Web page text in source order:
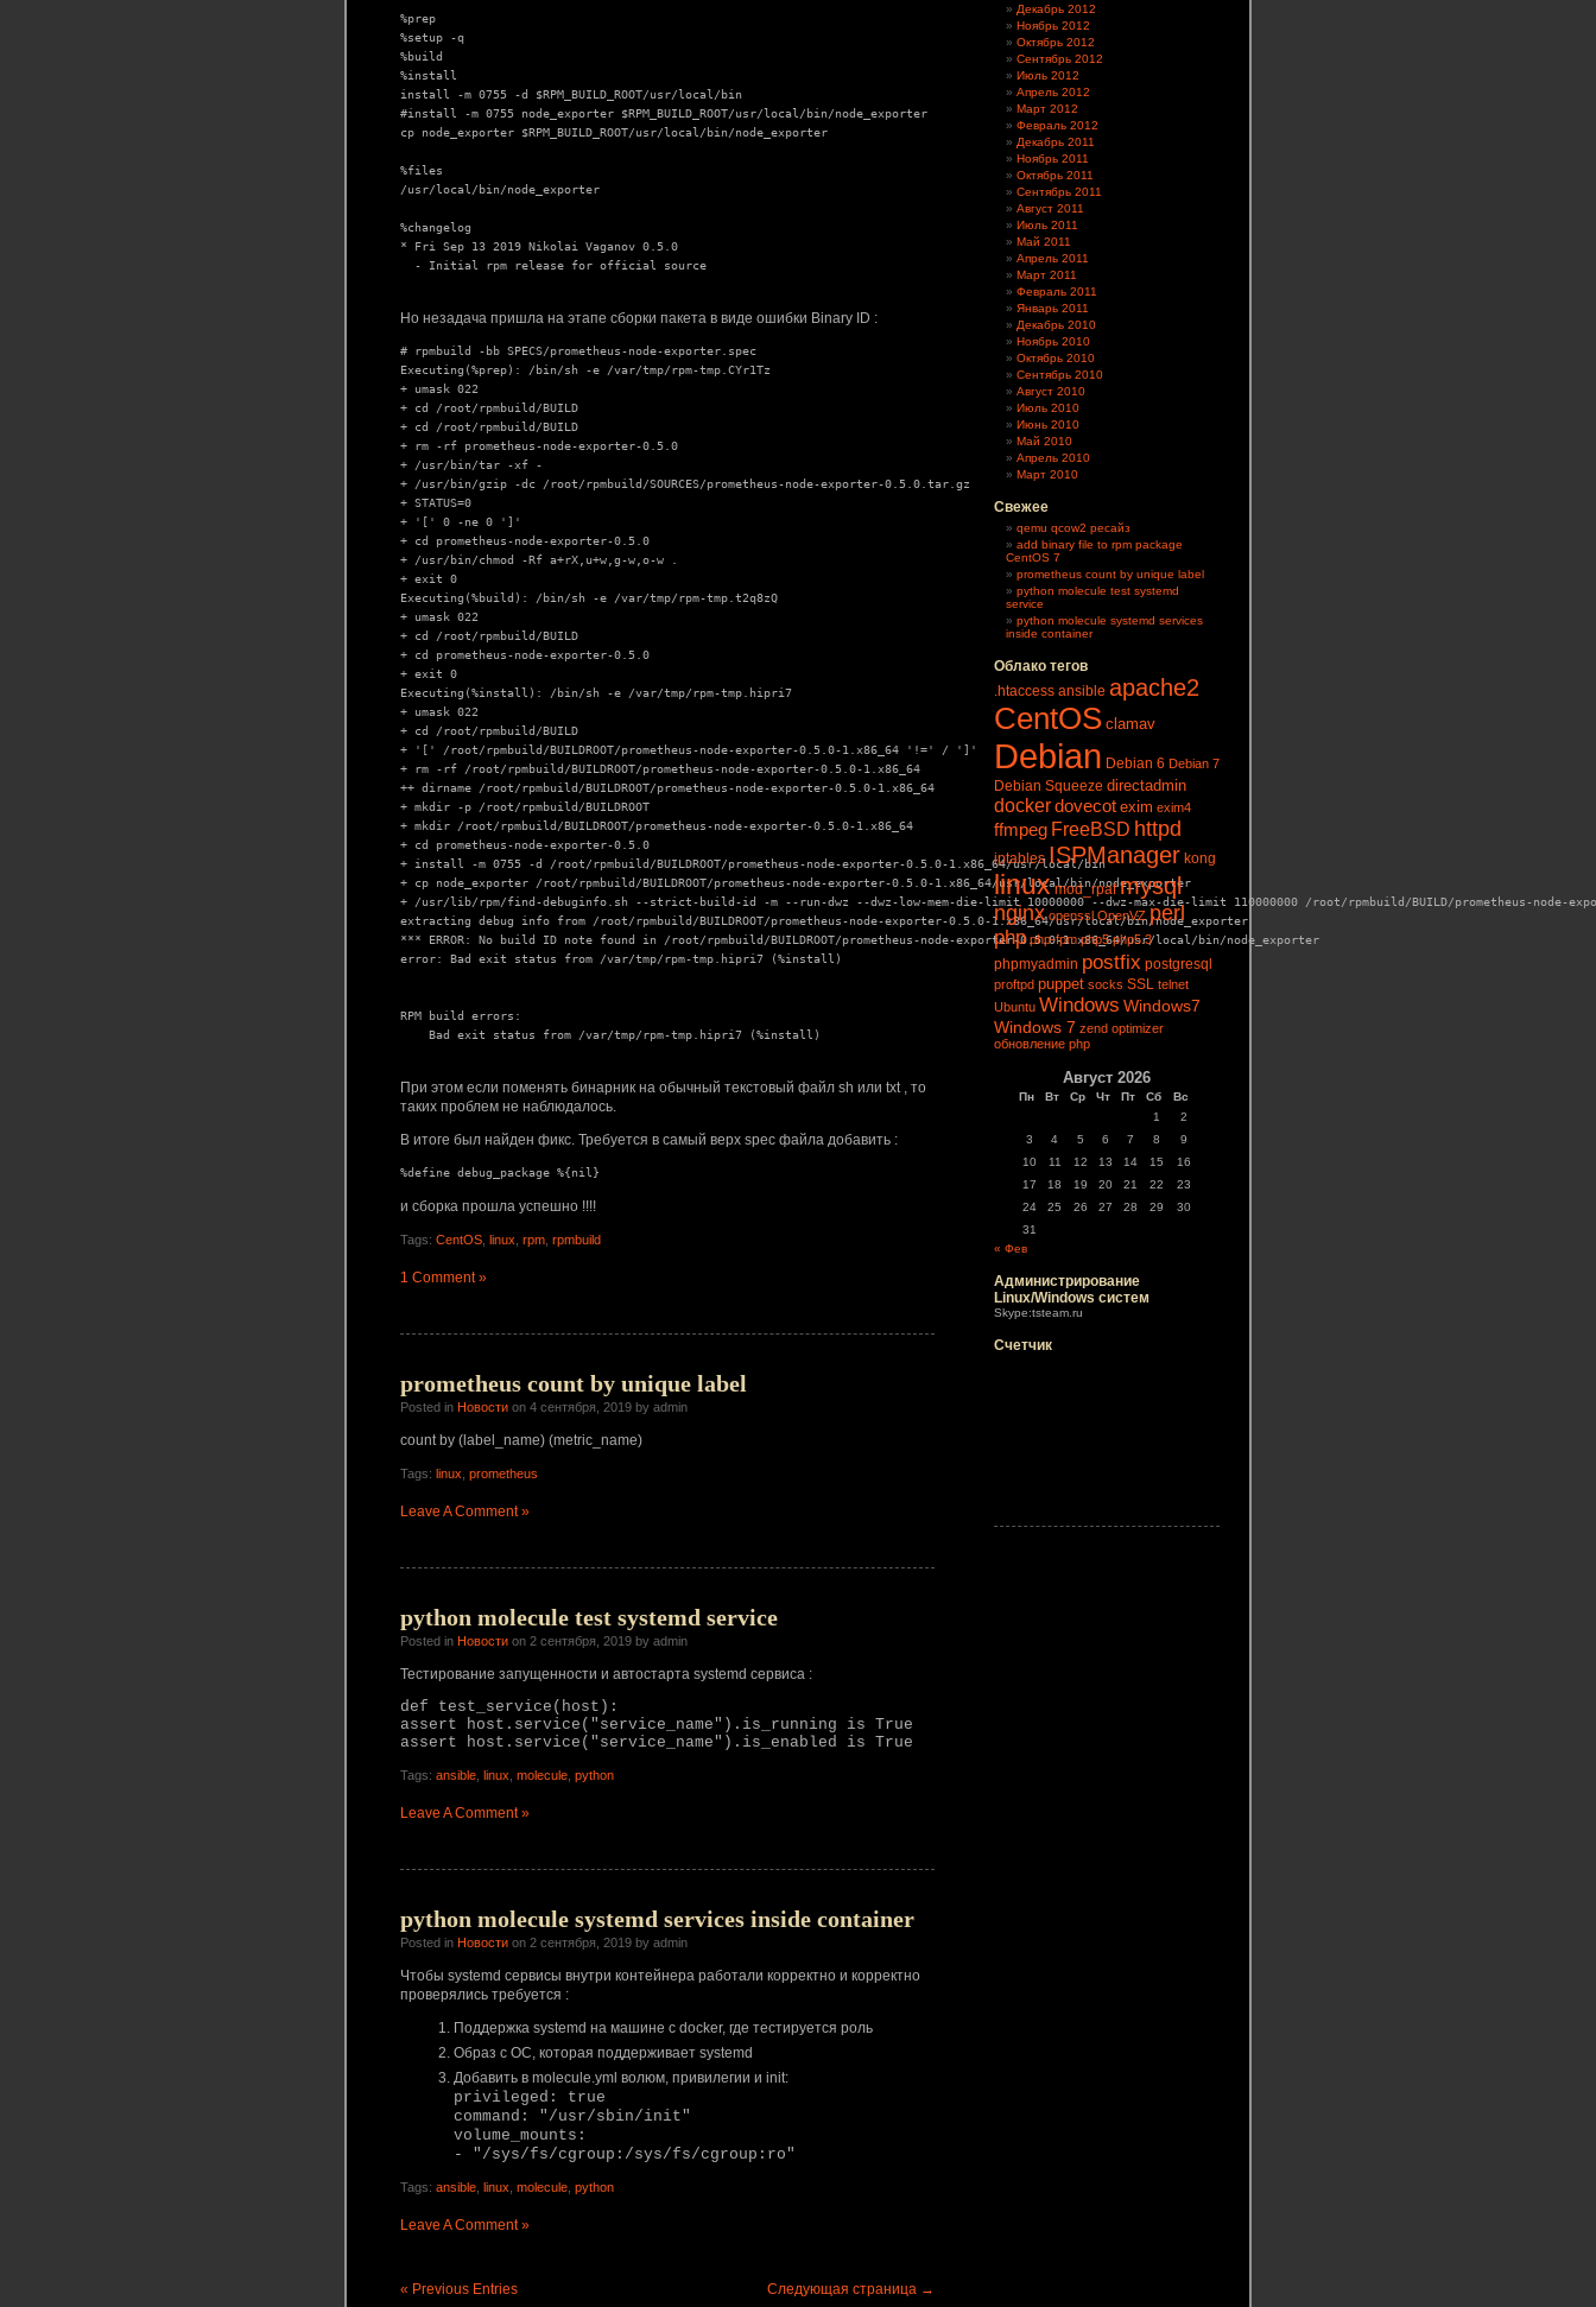
%prep
%setup -q
%build
%install
install -m 0755 -d $RPM_BUILD_ROOT/usr/local/bin
#install -m 0755 node_exporter $RPM_BUILD_ROOT/usr/local/bin/node_exporter
cp node_exporter $RPM_BUILD_ROOT/usr/local/bin/node_exporter
%files
/usr/local/bin/node_exporter
%changelog
* Fri Sep 13 2019 Nikolai Vaganov 0.5.0
  - Initial rpm release for official source
Но незадача пришла на этапе сборки пакета в виде ошибки Binary ID :
# rpmbuild -bb SPECS/prometheus-node-exporter.spec
Executing(%prep): /bin/sh -e /var/tmp/rpm-tmp.CYr1Tz
+ umask 022
+ cd /root/rpmbuild/BUILD
+ cd /root/rpmbuild/BUILD
+ rm -rf prometheus-node-exporter-0.5.0
+ /usr/bin/tar -xf -
+ /usr/bin/gzip -dc /root/rpmbuild/SOURCES/prometheus-node-exporter-0.5.0.tar.gz
+ STATUS=0
+ '[' 0 -ne 0 ']'
+ cd prometheus-node-exporter-0.5.0
+ /usr/bin/chmod -Rf a+rX,u+w,g-w,o-w .
+ exit 0
Executing(%build): /bin/sh -e /var/tmp/rpm-tmp.t2q8zQ
+ umask 022
+ cd /root/rpmbuild/BUILD
+ cd prometheus-node-exporter-0.5.0
+ exit 0
Executing(%install): /bin/sh -e /var/tmp/rpm-tmp.hipri7
+ umask 022
+ cd /root/rpmbuild/BUILD
+ '[' /root/rpmbuild/BUILDROOT/prometheus-node-exporter-0.5.0-1.x86_64 '!=' / ']'
+ rm -rf /root/rpmbuild/BUILDROOT/prometheus-node-exporter-0.5.0-1.x86_64
++ dirname /root/rpmbuild/BUILDROOT/prometheus-node-exporter-0.5.0-1.x86_64
+ mkdir -p /root/rpmbuild/BUILDROOT
+ mkdir /root/rpmbuild/BUILDROOT/prometheus-node-exporter-0.5.0-1.x86_64
+ cd prometheus-node-exporter-0.5.0
+ install -m 0755 -d /root/rpmbuild/BUILDROOT/prometheus-node-exporter-0.5.0-1.x86_64/usr/local/bin
+ cp node_exporter /root/rpmbuild/BUILDROOT/prometheus-node-exporter-0.5.0-1.x86_64/usr/local/bin/node_exporter
+ /usr/lib/rpm/find-debuginfo.sh --strict-build-id -m --run-dwz --dwz-low-mem-die-limit 10000000 --dwz-max-die-limit 110000000 /root/rpmbuild/BUILD/prometheus-node-
extracting debug info from /root/rpmbuild/BUILDROOT/prometheus-node-exporter-0.5.0-1.x86_64/usr/local/bin/node_exporter
*** ERROR: No build ID note found in /root/rpmbuild/BUILDROOT/prometheus-node-exporter-0.5.0-1.x86_64/usr/local/bin/node_exporter
error: Bad exit status from /var/tmp/rpm-tmp.hipri7 (%install)
RPM build errors:
    Bad exit status from /var/tmp/rpm-tmp.hipri7 (%install)
При этом если поменять бинарник на обычный текстовый файл sh или txt , то
таких проблем не наблюдалось.
В итоге был найден фикс. Требуется в самый верх spec файла добавить :
и сборка прошла успешно !!!!
Tags: CentOS linux rpm rpmbuild
1 Comment »
prometheus count by unique label
Posted in Новости on 4 сентября, 2019 by admin
count by (label_name) (metric_name)
Tags: linux prometheus
Leave A Comment »
python molecule test systemd service
Posted in Новости on 2 сентября, 2019 by admin
Тестирование запущенности и автостарта systemd сервиса :
def test_service(host):
assert host.service("service_name").is_running is True
assert host.service("service_name").is_enabled is True
Tags: ansible linux molecule python
Leave A Comment »
python molecule systemd services inside container
Posted in Новости on 2 сентября, 2019 by admin
Чтобы systemd сервисы внутри контейнера работали корректно и корректно
проверялись требуется :
Поддержка systemd на машине с docker, где тестируется роль
Образ с ОС, которая поддерживает systemd
Добавить в molecule.yml волюм, привилегии и init:
privileged: true
command: "/usr/sbin/init"
volume_mounts:
- "/sys/fs/cgroup:/sys/fs/cgroup:ro"
Tags: ansible linux molecule python
Leave A Comment »
« Previous Entries Следующая страница →
Декабрь 2012
Ноябрь 2012
Октябрь 2012
Сентябрь 2012
Июль 2012
Апрель 2012
Март 2012
Февраль 2012
Декабрь 2011
Ноябрь 2011
Октябрь 2011
Сентябрь 2011
Август 2011
Июль 2011
Май 2011
Апрель 2011
Март 2011
Февраль 2011
Январь 2011
Декабрь 2010
Ноябрь 2010
Октябрь 2010
Сентябрь 2010
Август 2010
Июль 2010
Июнь 2010
Май 2010
Апрель 2010
Март 2010
Свежее
qemu qcow2 ресайз
add binary file to rpm package
CentOS 7
prometheus count by unique label
python molecule test systemd
service
python molecule systemd services
inside container
Облако тегов
.htaccess ansible apache2
CentOS clamav
Debian Debian 6 Debian 7
Debian Squeeze directadmin
dockerdovecot exim exim4
ffmpeg FreeBSD httpd
iptables ISPManager kong
linux mod_rpaf mysql
nginx openssl OpenVZ perl
php php-fpm php5 php5.3
phpmyadmin postfix postgresql
proftpd puppet socks SSL
telnet
Ubuntu Windows Windows7
Windows 7 zend optimizer
обновление php
Август 2026
Пн Вт Ср Чт Пт Сб
Вс
1
2
3
4 5 6 7 8
9
10
11 12 13 14 15
16
17
18 19 20 21 22
23
24
25 26 27 28 29
30
31
« Фев
Администрирование
Linux/Windows систем
Skype:tsteam.ru
Счетчик